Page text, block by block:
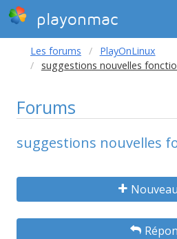
playonmac
Les forums
PlayOnLinux
suggestions nouvelles
Forums
suggestions nouvelles